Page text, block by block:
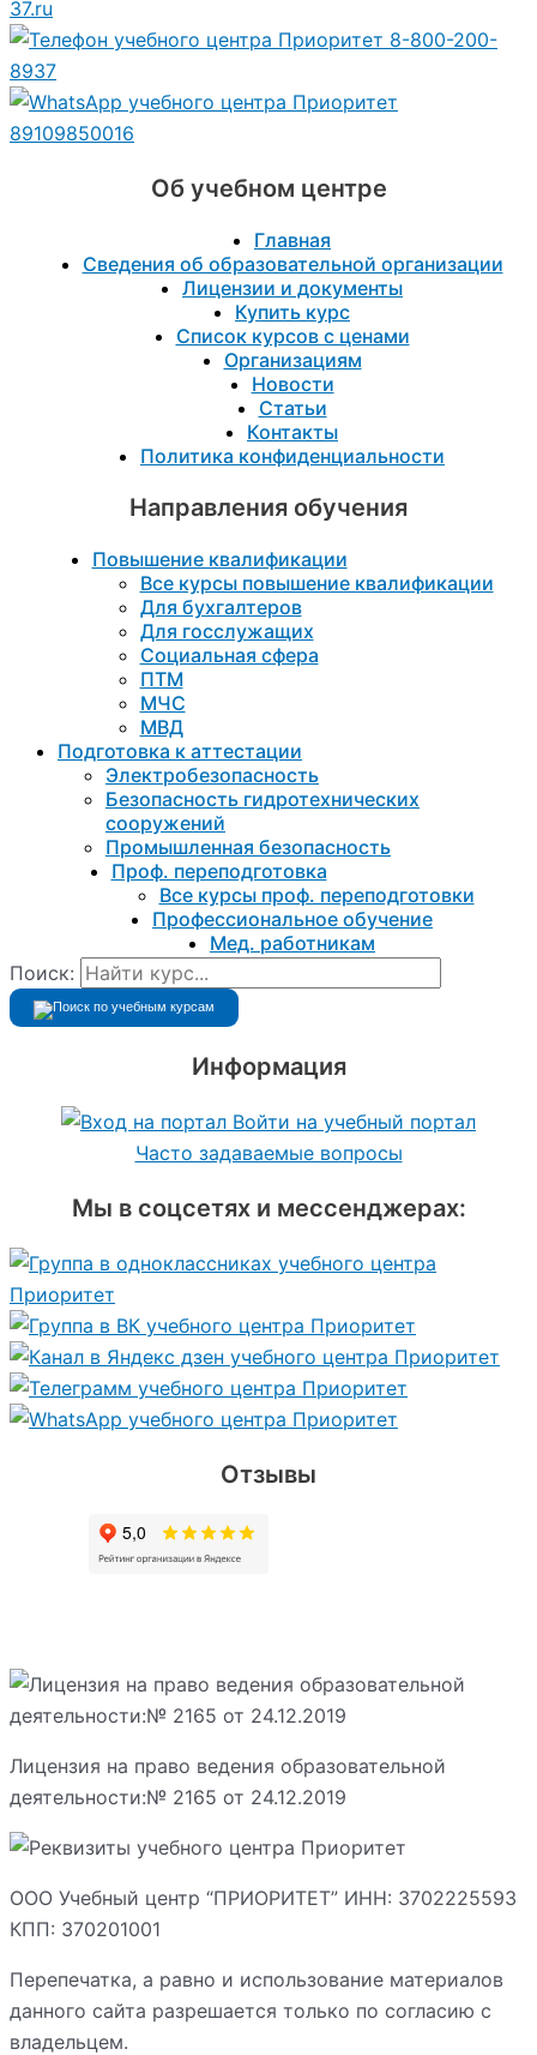
37.ru
8-800-200-
8937
89109850016
Об учебном центре
Главная
Сведения об образовательной организации
Лицензии и документы
Купить курс
Список курсов с ценами
Организациям
Новости
Статьи
Контакты
Политика конфиденциальности
Направления обучения
Повышение квалификации
Все курсы повышение квалификации
Для бухгалтеров
Для госслужащих
Социальная сфера
ПТМ
МЧС
МВД
Подготовка к aттестации
Электробезопасность
Безопасность гидротехнических
сооружений
Промышленная безопасность
Проф. переподготовка
Все курсы проф. переподготовки
Профессиональное обучение
Мед. работникам
Поиск:
Информация
Войти на учебный портал
Часто задаваемые вопросы
Мы в соцсетях и мессенджерах:
Отзывы
Лицензия на право ведения образовательной
деятельности:№ 2165 от 24.12.2019
ООО Учебный центр “ПРИОРИТЕТ” ИНН: 3702225593
КПП: 370201001
Перепечатка, а равно и использование материалов
данного сайта разрешается только по согласию с
владельцем.